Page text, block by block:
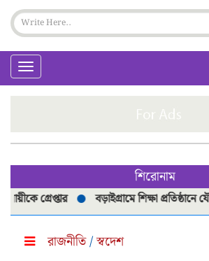
Toggle
navigation
শিরোনাম
গ্রেপ্তার বড়াইগ্রামে শিক্ষা প্রতিষ্ঠানে যৌন
রাজনীতি/স্বদেশ